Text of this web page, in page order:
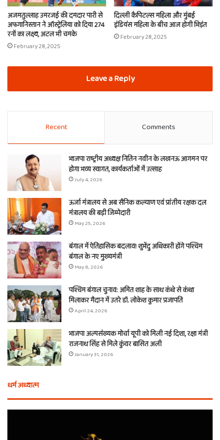
अजमतुल्लाह उमरजई की दमदार पारी से
अफगानिस्तान ने ऑस्ट्रेलिया को दिया 274
रनों का लक्ष्य, अटल भी चमके
February 28, 2025
दिल्ली कैपिटल्स महिला और मुंबई
इंडियंस महिला के बीच आज होगी भिड़ंत
February 28, 2025
Leave a Reply
Recent Comments
भाजपा राष्ट्रीय अध्यक्ष नितिन नवीन के लखनऊ आगमन पर
होगा भव्य स्वागत, कार्यकर्ताओं में उत्साह
July 4, 2026
ऊर्जा मंत्रालय से अब सैनिक कल्याण एवं प्रांतीय रक्षक दल
मंत्रालय की बड़ी जिम्मेदारी
May 25, 2026
बंगाल में ऐतिहासिक बदलाव! शुभेंदु अधिकारी होंगे पश्चिम
बंगाल के नए मुख्यमंत्री
May 8, 2026
पश्चिम बंगाल चुनाव: अमित शाह के साथ कंधे से कंधा
मिलाकर मैदान में उतरे डॉ. लोकेश कुमार प्रजापति
April 24, 2026
भाजपा अल्पसंख्यक मोर्चा यूपी को मिली नई दिशा, रक्षा मंत्री
राजनाथ सिंह से मिले कुंवर बासित अली
January 31, 2026
धर्म अध्यात्म